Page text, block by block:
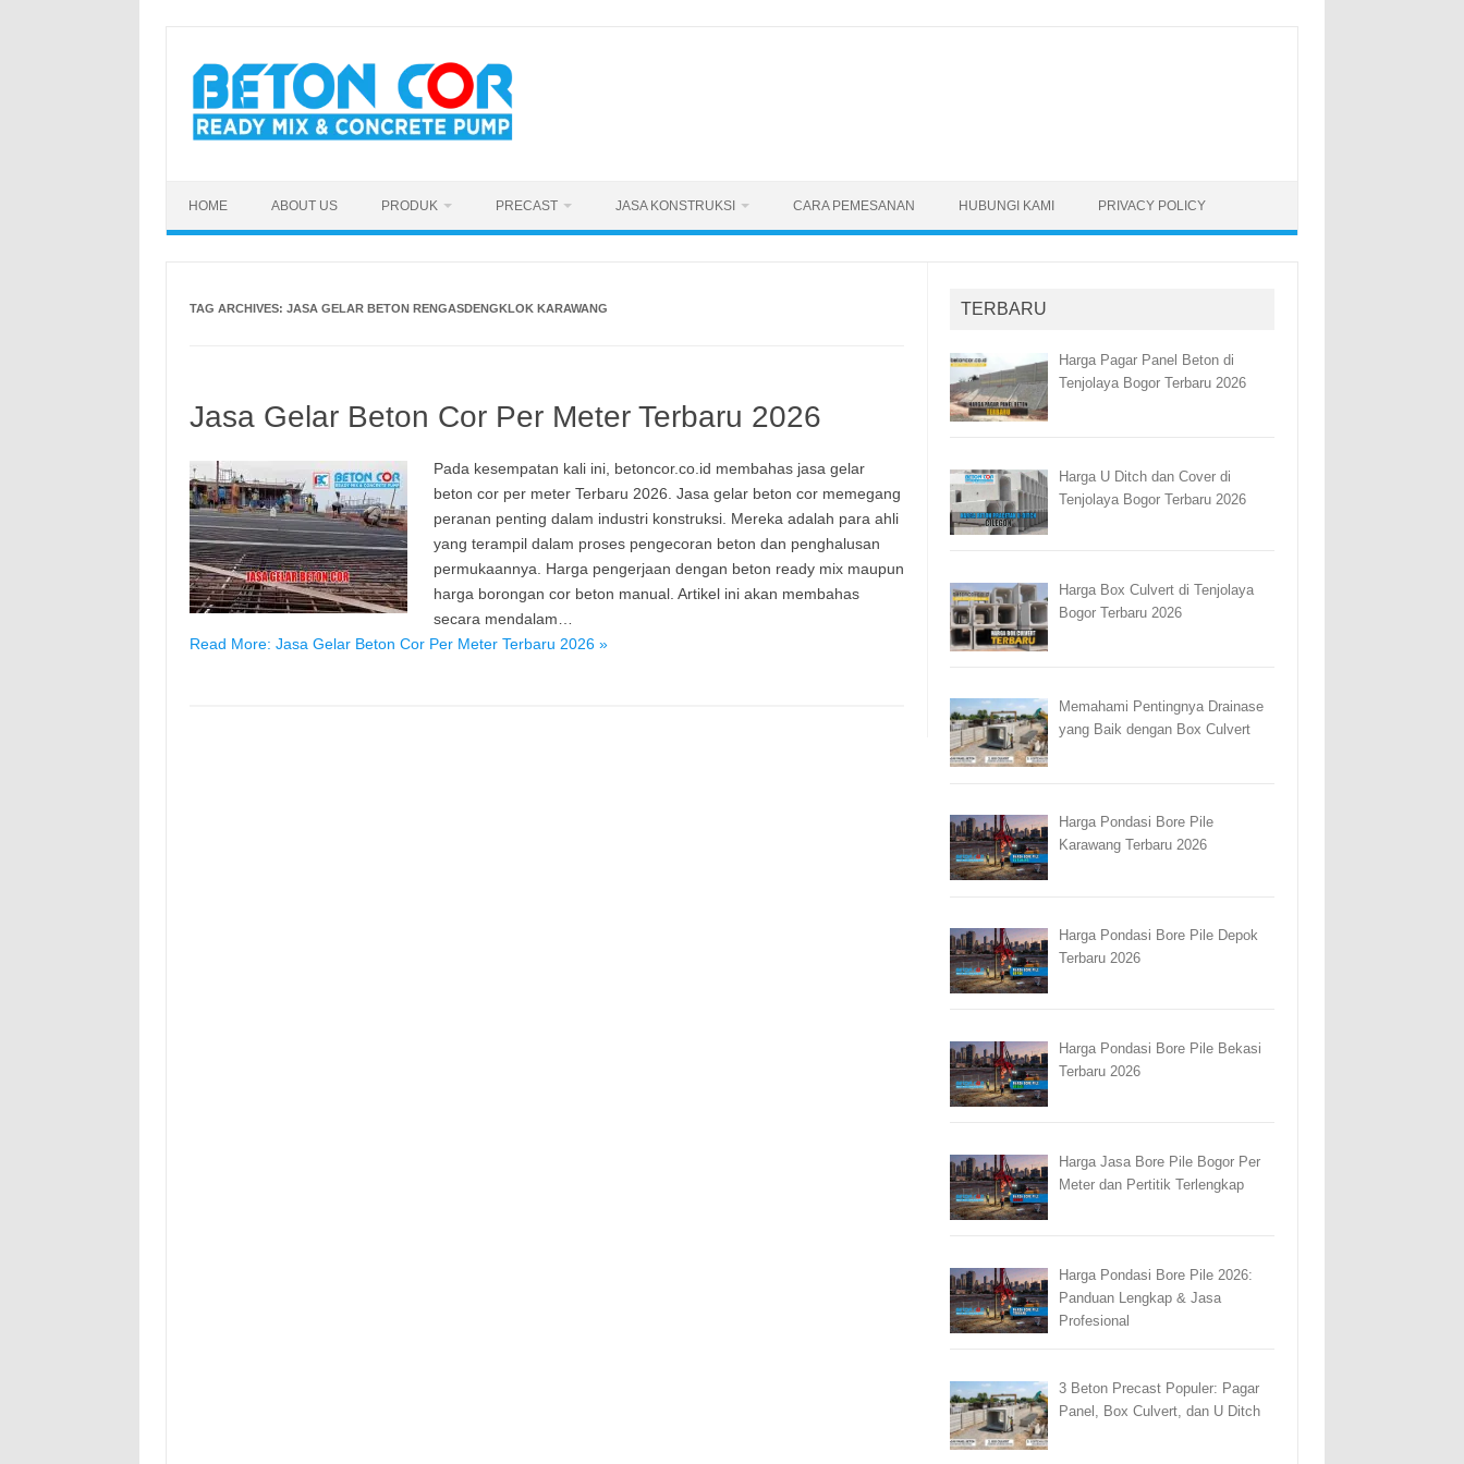
content
HOME ABOUT US PRODUK PRECAST JASA KONSTRUKSI CARA PEMESANAN HUBUNGI KAMI PRIVACY POLICY
TAG ARCHIVES: JASA GELAR BETON RENGASDENGKLOK KARAWANG
Jasa Gelar Beton Cor Per Meter Terbaru 2026
Pada kesempatan kali ini, betoncor.co.id membahas jasa gelar
beton cor per meter Terbaru 2026. Jasa gelar beton cor memegang
peranan penting dalam industri konstruksi. Mereka adalah para ahli
yang terampil dalam proses pengecoran beton dan penghalusan
permukaannya. Harga pengerjaan dengan beton ready mix maupun
harga borongan cor beton manual. Artikel ini akan membahas
secara mendalam…
Read More: Jasa Gelar Beton Cor Per Meter Terbaru 2026 »
TERBARU
Harga Pagar Panel Beton di
Tenjolaya Bogor Terbaru 2026
Harga U Ditch dan Cover di
Tenjolaya Bogor Terbaru 2026
Harga Box Culvert di Tenjolaya
Bogor Terbaru 2026
Memahami Pentingnya Drainase
yang Baik dengan Box Culvert
Harga Pondasi Bore Pile
Karawang Terbaru 2026
Harga Pondasi Bore Pile Depok
Terbaru 2026
Harga Pondasi Bore Pile Bekasi
Terbaru 2026
Harga Jasa Bore Pile Bogor Per
Meter dan Pertitik Terlengkap
Harga Pondasi Bore Pile 2026:
Panduan Lengkap & Jasa
Profesional
3 Beton Precast Populer: Pagar
Panel, Box Culvert, dan U Ditch